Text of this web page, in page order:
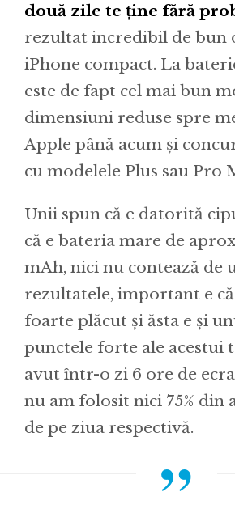
două zile te ține fără
rezultat incredibil de bun
iPhone compact. La
este de fapt cel mai bun
dimensiuni reduse spre
Apple până acum și
cu modelele Plus sau Pro
Unii spun că e datorită
că e bateria mare de
mAh, nici nu contează de
rezultatele, important e
foarte plăcut și ăsta e și
punctele forte ale acestui
avut într-o zi 6 ore de
nu am folosit nici 75% din
de pe ziua respectivă.